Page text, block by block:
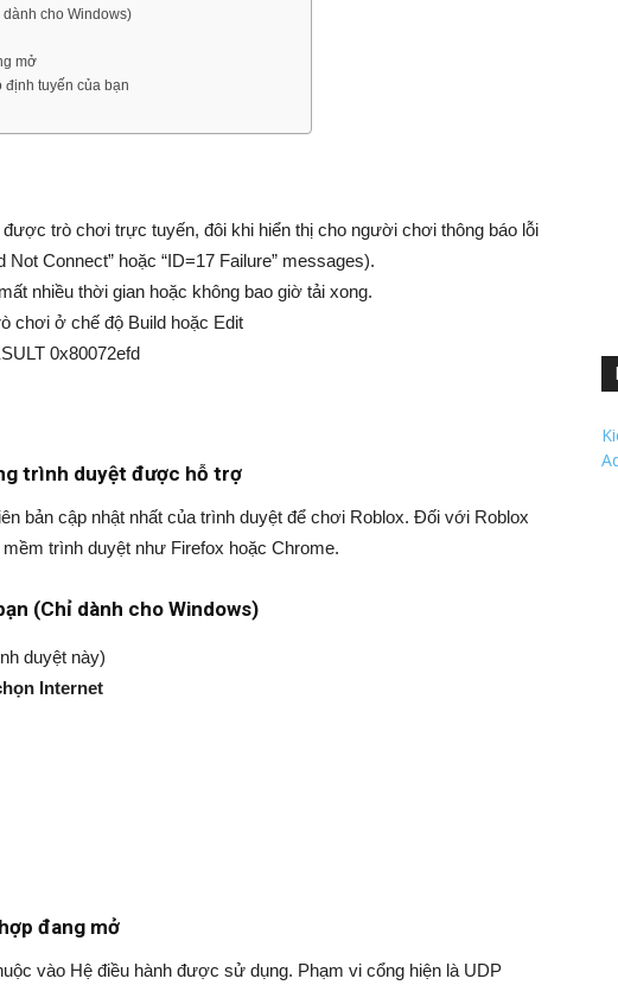
cho Windows)
mở
tuyến của bạn
trò chơi trực tuyến, đôi khi hiển thị cho người chơi thông báo lỗi
Not Connect” hoặc “ID=17 Failure” messages).
nhiều thời gian hoặc không bao giờ tải xong.
chơi ở chế độ Build hoặc Edit
0x80072efd
trình duyệt được hỗ trợ
bản cập nhật nhất của trình duyệt để chơi Roblox. Đối với Roblox
trình duyệt như Firefox hoặc Chrome.
(Chỉ dành cho Windows)
duyệt này)
Internet
đang mở
vào Hệ điều hành được sử dụng. Phạm vi cổng hiện là UDP